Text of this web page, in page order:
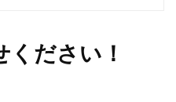
ださい！